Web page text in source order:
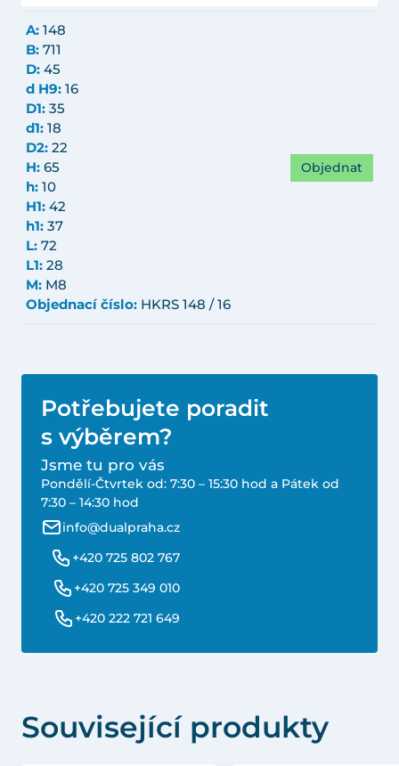
A: 148
B: 711
D: 45
d H9: 16
D1: 35
d1: 18
D2: 22
H: 65
h: 10
H1: 42
h1: 37
L: 72
L1: 28
M: M8
Objednací číslo: HKRS 148 / 16
Objednat
Potřebujete poradit
s výběrem?
Jsme tu pro vás
Pondělí-Čtvrtek od: 7:30 – 15:30 hod a Pátek od
7:30 – 14:30 hod
info@dualpraha.cz
+420 725 802 767
+420 725 349 010
+420 222 721 649
Související produkty